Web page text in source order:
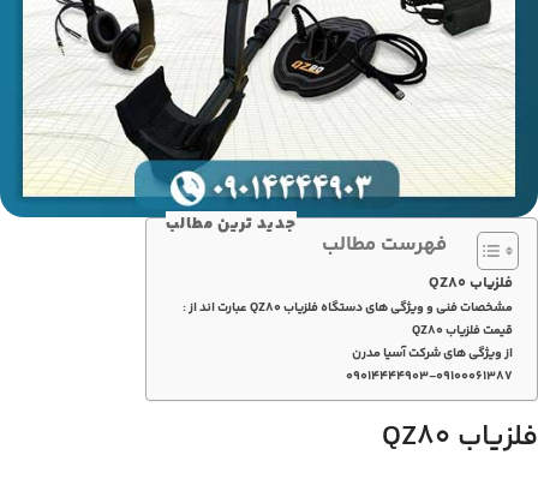
جدید ترین مطالب
فهرست مطالب
فلزیاب QZ80
مشخصات فنی و ویژگی های دستگاه فلزیاب QZ80 عبارت اند از :
قیمت فلزیاب QZ80
از ویژگی های شرکت آسیا مدرن
۰۹۰۱۴۴۴۴۹۰۳-۰۹۱۰۰۰۶۱۳۸۷
فلزیاب QZ80